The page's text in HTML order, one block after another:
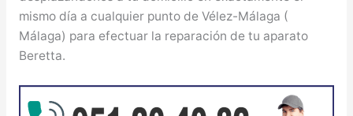
mismo día a cualquier punto de Vélez-Málaga (
Málaga) para efectuar la reparación de tu aparato
Beretta.